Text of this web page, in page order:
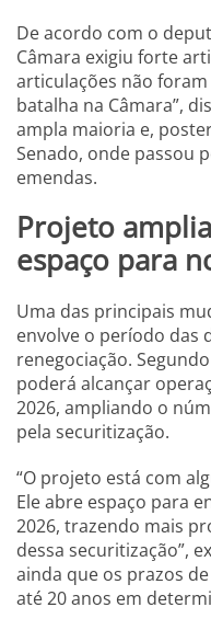
De acordo com o
Câmara exigiu forte
articulações não
batalha na Câmara”,
ampla maioria e,
Senado, onde passou
emendas.
Projeto
espaço para
Uma das principais
envolve o período das
renegociação.
poderá alcançar
2026, ampliando o
pela securitização.
“O projeto está com
Ele abre espaço para
2026, trazendo mais
dessa securitização”,
ainda que os prazos
até 20 anos em